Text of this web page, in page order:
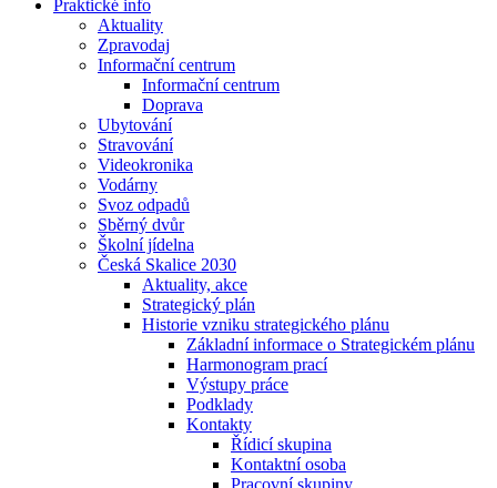
Praktické info
Aktuality
Zpravodaj
Informační centrum
Informační centrum
Doprava
Ubytování
Stravování
Videokronika
Vodárny
Svoz odpadů
Sběrný dvůr
Školní jídelna
Česká Skalice 2030
Aktuality, akce
Strategický plán
Historie vzniku strategického plánu
Základní informace o Strategickém plánu
Harmonogram prací
Výstupy práce
Podklady
Kontakty
Řídicí skupina
Kontaktní osoba
Pracovní skupiny